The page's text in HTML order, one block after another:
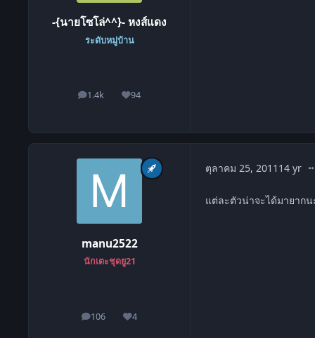
-{นายโซโล่^^}- หงส์แดง
ระดับหมู่บ้าน
1.4k
โพสต์ 94
ชื่อเสียง
manu2522
นักเตะชุดยู21
106
โพสต์ 4
ชื่อเสียง
ตุลาคม 25, 2011 14 yr
แต่ละตัวน่าจะได้มายากน